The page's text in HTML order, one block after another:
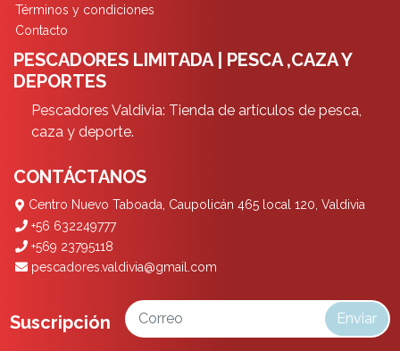
Términos y condiciones
Contacto
PESCADORES LIMITADA | PESCA ,CAZA Y
DEPORTES
Pescadores Valdivia: Tienda de artículos de pesca,
caza y deporte.
CONTÁCTANOS
Centro Nuevo Taboada, Caupolicán 465 local 120, Valdivia
+56 632249777
+569 23795118
pescadores.valdivia@gmail.com
Suscripción Enviar